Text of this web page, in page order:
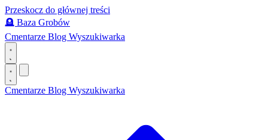
Przeskocz do głównej treści
🪦 Baza Grobów
Cmentarze Blog Wyszukiwarka
Cmentarze Blog Wyszukiwarka